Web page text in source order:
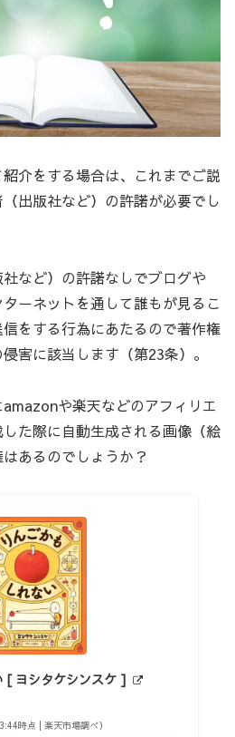
介をする場合は、これまでご説
出版社など）の許諾が必要でし
など）の許諾なしでブログや
ーネットを通して誰もが見るこ
をする行為にあたるので著作権
害に該当します（第23条）。
や楽天などのアフィリエ
た際に自動生成される画像（絵
あるのでしょうか？
[ ヨシタケシンスケ ]
時点 | 楽天市場調べ）